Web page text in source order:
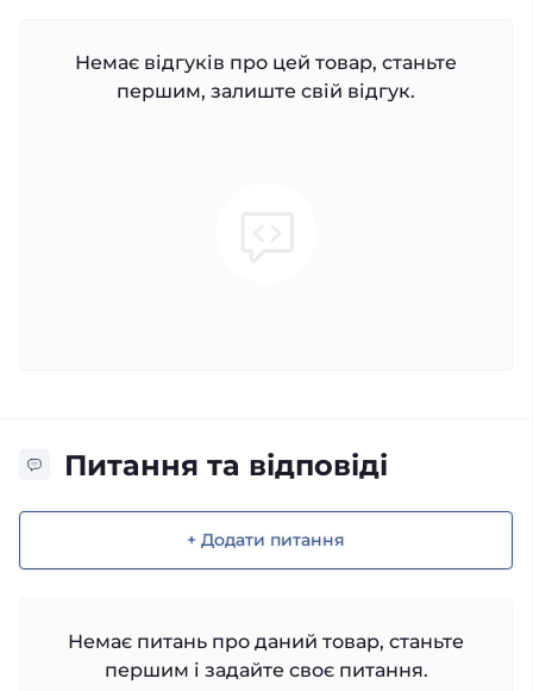
Немає відгуків про цей товар, станьте
першим, залиште свій відгук.
Питання та відповіді
+ Додати питання
Немає питань про даний товар, станьте
першим і задайте своє питання.